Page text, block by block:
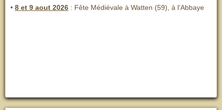
• 8 et 9 aout 2026 : Fête Médiévale à Watten (59), à l'Abbaye